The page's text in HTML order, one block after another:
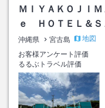
ＭＩＹＡＫＯＪＩ
ｅ ＨＯＴＥＬ＆Ｓ
沖縄県 宮古島
地図
お客様アンケート評価
るるぶトラベル評価